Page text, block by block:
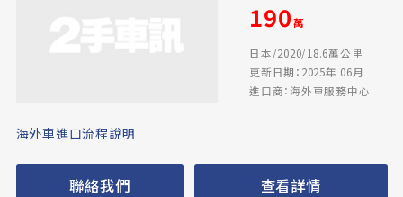
190萬
日本/2020/18.6萬公里
更新日期：2025年 06月
進口商：海外車服務中心
海外車進口流程說明
聯絡我們 查看詳情